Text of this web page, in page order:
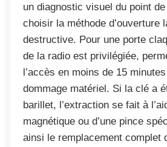
un diagnostic visuel du point
choisir la méthode d’ouverture
destructive. Pour une porte
de la radio est privilégiée,
l’accès en moins de 15
dommage matériel. Si la clé a
barillet, l’extraction se fait à
magnétique ou d’une pince
ainsi le remplacement complet